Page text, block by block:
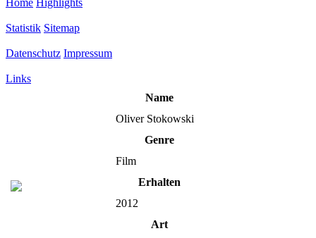
Statistik Sitemap
Datenschutz Impressum
Links
Name
Oliver Stokowski
Genre
Film
Erhalten
2012
Art